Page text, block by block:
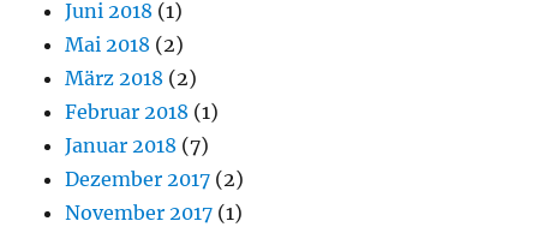
Juni 2018 (1)
Mai 2018 (2)
März 2018 (2)
Februar 2018 (1)
Januar 2018 (7)
Dezember 2017 (2)
November 2017 (1)